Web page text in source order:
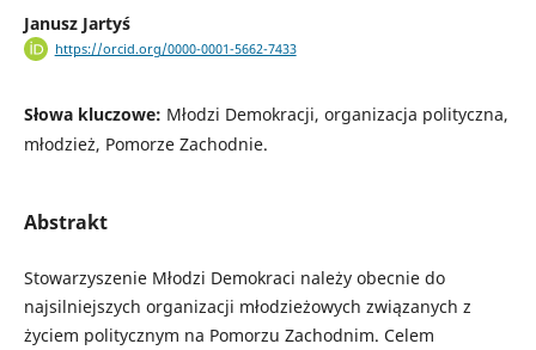
Janusz Jartyś
https://orcid.org/0000-0001-5662-7433
Słowa kluczowe: Młodzi Demokracji, organizacja polityczna,
młodzież, Pomorze Zachodnie.
Abstrakt
Stowarzyszenie Młodzi Demokraci należy obecnie do
najsilniejszych organizacji młodzieżowych związanych z
życiem politycznym na Pomorzu Zachodnim. Celem